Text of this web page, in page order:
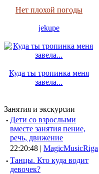
Нет плохой погоды
jekupe
Куда ты тропинка меня
завела...
Занятия и экскурсии
· Дети со взрослыми
вместе занятия пение,
речь, движение
22:20:48 | MagicMusicRiga
· Танцы. Кто куда водит
девочек?